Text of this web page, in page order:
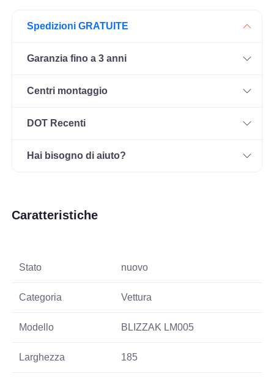
Spedizioni GRATUITE
Garanzia fino a 3 anni
Centri montaggio
DOT Recenti
Hai bisogno di aiuto?
Caratteristiche
Stato nuovo
Categoria Vettura
Modello BLIZZAK LM005
Larghezza 185